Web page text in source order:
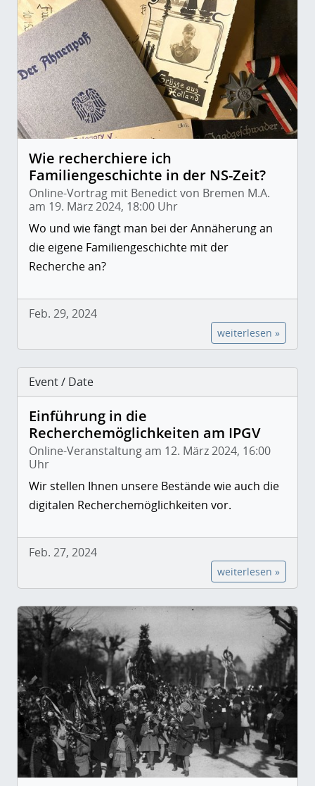
Wie recherchiere ich
Familiengeschichte in der NS-Zeit?
Online-Vortrag mit Benedict von Bremen M.A.
am 19. März 2024, 18:00 Uhr
Wo und wie fängt man bei der Annäherung an
die eigene Familiengeschichte mit der
Recherche an?
Feb. 29, 2024
weiterlesen »
Event / Date
Einführung in die
Recherchemöglichkeiten am IPGV
Online-Veranstaltung am 12. März 2024, 16:00
Uhr
Wir stellen Ihnen unsere Bestände wie auch die
digitalen Recherchemöglichkeiten vor.
Feb. 27, 2024
weiterlesen »